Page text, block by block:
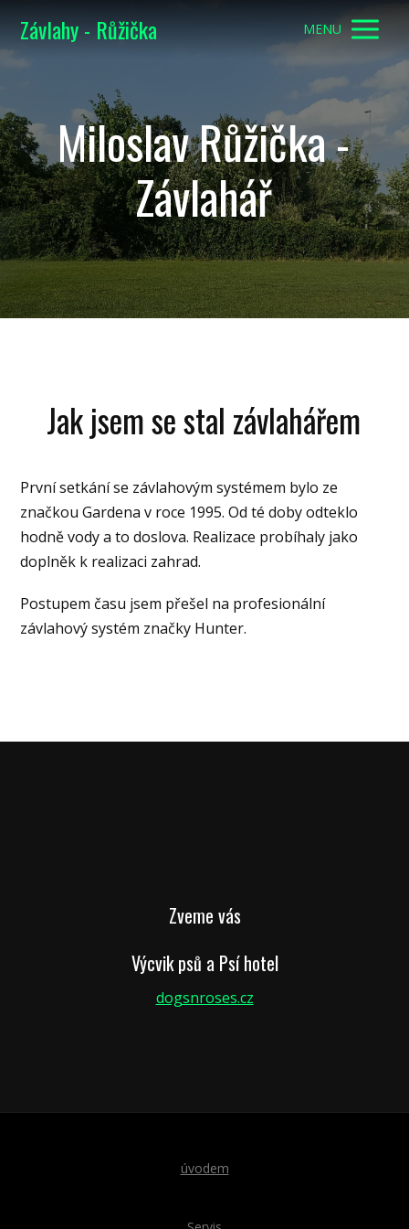
Závlahy - Růžička MENU
Miloslav Růžička -
Závlahář
Jak jsem se stal závlahářem
První setkání se závlahovým systémem bylo ze
značkou Gardena v roce 1995. Od té doby odteklo
hodně vody a to doslova. Realizace probíhaly jako
doplněk k realizaci zahrad.
Postupem času jsem přešel na profesionální
závlahový systém značky Hunter.
Zveme vás
Výcvik psů a Psí hotel
dogsnroses.cz
úvodem